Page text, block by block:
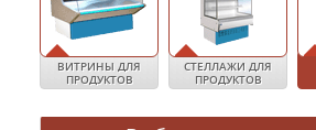
ВИТРИНЫ ДЛЯ
ПРОДУКТОВ
СТЕЛЛАЖИ ДЛЯ
ПРОДУКТОВ